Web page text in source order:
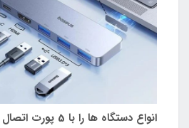
انواع دستگاه ها را با 5 پورت اتصال وصل کنید